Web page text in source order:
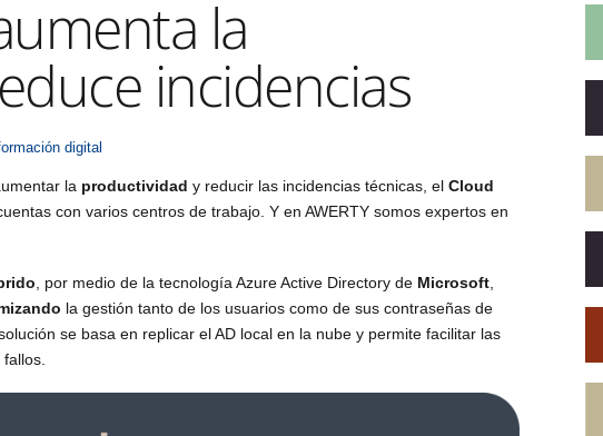
la
incidencias
digital
la productividad y reducir las incidencias técnicas, el Cloud
con varios centros de trabajo. Y en AWERTY somos expertos en
, por medio de la tecnología Azure Active Directory de Microsoft
la gestión tanto de los usuarios como de sus contraseñas de
se basa en replicar el AD local en la nube y permite facilitar las